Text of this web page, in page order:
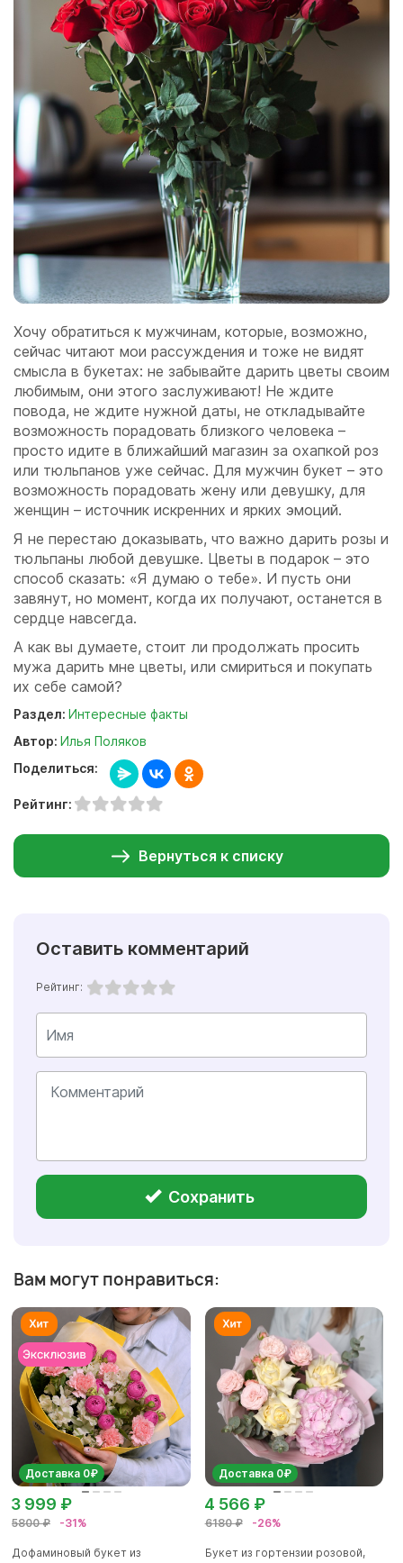
Хочу обратиться к мужчинам, которые, возможно,
сейчас читают мои рассуждения и тоже не видят
смысла в букетах: не забывайте дарить цветы своим
любимым, они этого заслуживают! Не ждите
повода, не ждите нужной даты, не откладывайте
возможность порадовать близкого человека –
просто идите в ближайший магазин за охапкой роз
или тюльпанов уже сейчас. Для мужчин букет – это
возможность порадовать жену или девушку, для
женщин – источник искренних и ярких эмоций.
Я не перестаю доказывать, что важно дарить розы и
тюльпаны любой девушке. Цветы в подарок – это
способ сказать: «Я думаю о тебе». И пусть они
завянут, но момент, когда их получают, останется в
сердце навсегда.
А как вы думаете, стоит ли продолжать просить
мужа дарить мне цветы, или смириться и покупать
их себе самой?
Раздел: Интересные факты
Автор: Илья Поляков
Поделиться:
Рейтинг:
Вернуться к списку
Оставить комментарий
Рейтинг:
Сохранить
Вам могут понравиться:
Доставка 0₽
5800 ₽ -31%
3 999 ₽
Дофаминовый букет из
Доставка 0₽
6180 ₽ -26%
4 566 ₽
Букет из гортензии розовой,